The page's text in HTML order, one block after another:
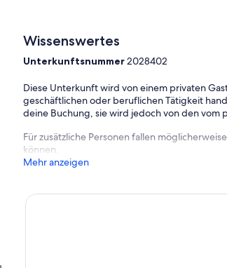
Wissenswertes
Unterkunftsnummer2028402
Diese Unterkunft wird von einem privaten
geschäftlichen oder beruflichen Tätigkeit
deine Buchung, sie wird jedoch von den
Für zusätzliche Personen fallen
können.
Mehr anzeigen